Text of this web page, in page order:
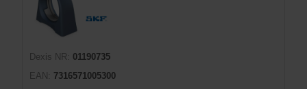
Dexis NR:
01190735
EAN:
7316571005300